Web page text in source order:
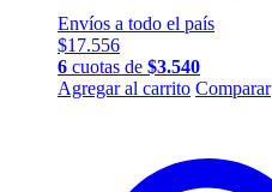
Envíos a todo el país
$17.556
6 cuotas de $3.540
Agregar al carrito Comparar